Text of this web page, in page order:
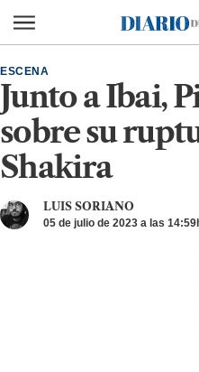
Diario de México
Junto a Ibai,
sobre su
Shakira
ESCENA
LUIS SORIANO
05 de julio de 2023 a las